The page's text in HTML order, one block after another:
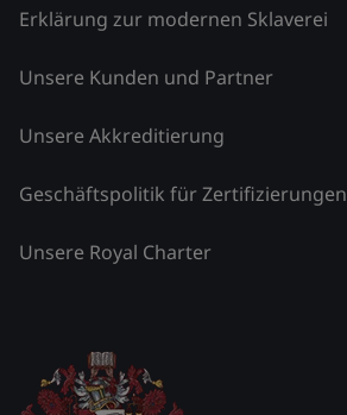
Erklärung zur modernen Sklaverei
Unsere Kunden und Partner
Unsere Akkreditierung
Geschäftspolitik für Zertifizierungen
Unsere Royal Charter